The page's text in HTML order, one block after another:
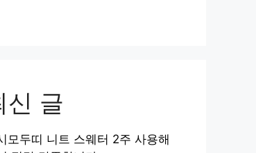
신 글
모두띠 니트 스웨터 2주 사용해